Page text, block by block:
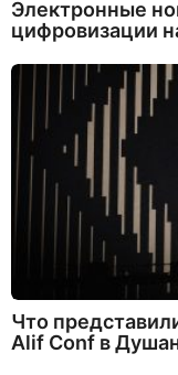
Электронные
цифровизации
Что
Alif Conf в